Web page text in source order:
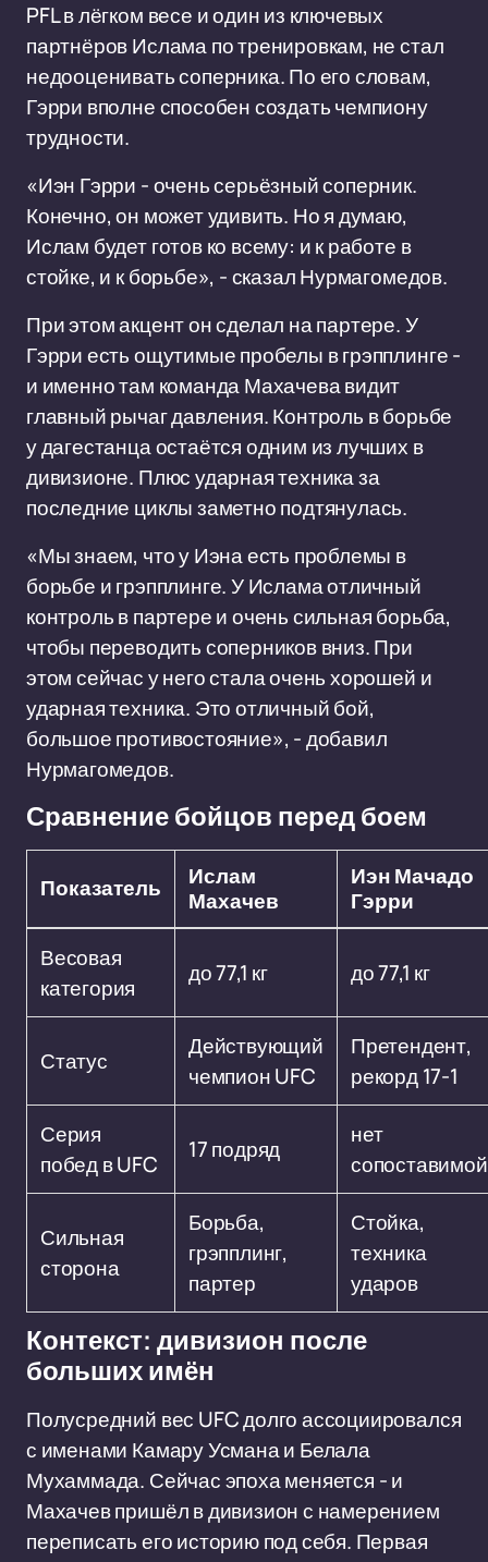
PFL в лёгком весе и один из ключевых
партнёров Ислама по тренировкам, не стал
недооценивать соперника. По его словам,
Гэрри вполне способен создать чемпиону
трудности.
«Иэн Гэрри - очень серьёзный соперник.
Конечно, он может удивить. Но я думаю,
Ислам будет готов ко всему: и к работе в
стойке, и к борьбе», - сказал Нурмагомедов.
При этом акцент он сделал на партере. У
Гэрри есть ощутимые пробелы в грэпплинге -
и именно там команда Махачева видит
главный рычаг давления. Контроль в борьбе
у дагестанца остаётся одним из лучших в
дивизионе. Плюс ударная техника за
последние циклы заметно подтянулась.
«Мы знаем, что у Иэна есть проблемы в
борьбе и грэпплинге. У Ислама отличный
контроль в партере и очень сильная борьба,
чтобы переводить соперников вниз. При
этом сейчас у него стала очень хорошей и
ударная техника. Это отличный бой,
большое противостояние», - добавил
Нурмагомедов.
Сравнение бойцов перед боем
Показатель
Ислам
Махачев
Иэн Мачадо
Гэрри
Весовая
категория
до 77,1 кг до 77,1 кг
Статус
Действующий
чемпион UFC
Претендент,
рекорд 17-1
Серия
побед в UFC
17 подряд
нет
сопоставимой
Сильная
сторона
Борьба,
грэпплинг,
партер
Стойка,
техника
ударов
Контекст: дивизион после
больших имён
Полусредний вес UFC долго ассоциировался
с именами Камару Усмана и Белала
Мухаммада. Сейчас эпоха меняется - и
Махачев пришёл в дивизион с намерением
переписать его историю под себя. Первая